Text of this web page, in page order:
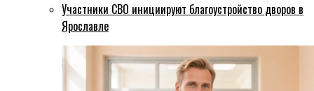
Участники СВО инициируют благоустройство дворов в
Ярославле